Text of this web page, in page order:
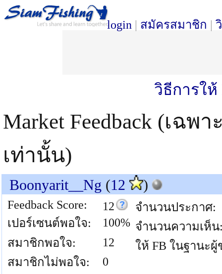
login | สมัครสมาชิก |
วิธีการให้
Market Feedback (เฉ
เท่านั้น)
Boonyarit__Ng (12 )
Feedback Score:
12
เปอร์เซนต์พอใจ:
100%
สมาชิกพอใจ:
12
สมาชิกไม่พอใจ:
0
จำนวนประกาศ:
จำนวนความเห็น
ให้ FB ในฐานะผู้